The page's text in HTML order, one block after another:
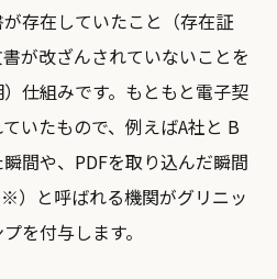
存在していたこと（存在証
が改ざんされていないことを
仕組みです。もともと電子契
いたもので、例えばA社と B
間や、PDFを取り込んだ瞬間
）と呼ばれる機関がグリニッ
を付与します。